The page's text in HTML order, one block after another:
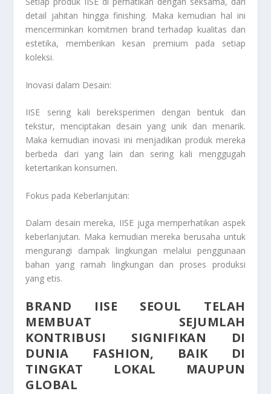
detail jahitan hingga finishing. Maka kemudian hal ini
mencerminkan komitmen brand terhadap kualitas dan
estetika, memberikan kesan premium pada setiap
koleksi.
Inovasi dalam Desain:
IISE sering kali bereksperimen dengan bentuk dan
tekstur, menciptakan desain yang unik dan menarik.
Maka kemudian inovasi ini menjadikan produk mereka
berbeda dari yang lain dan sering kali menggugah
ketertarikan konsumen.
Fokus pada Keberlanjutan:
Dalam desain mereka, IISE juga memperhatikan aspek
keberlanjutan. Maka kemudian mereka berusaha untuk
mengurangi dampak lingkungan melalui penggunaan
bahan yang ramah lingkungan dan proses produksi
yang etis.
BRAND IISE SEOUL TELAH
MEMBUAT SEJUMLAH
KONTRIBUSI SIGNIFIKAN DI
DUNIA FASHION, BAIK DI
TINGKAT LOKAL MAUPUN
GLOBAL